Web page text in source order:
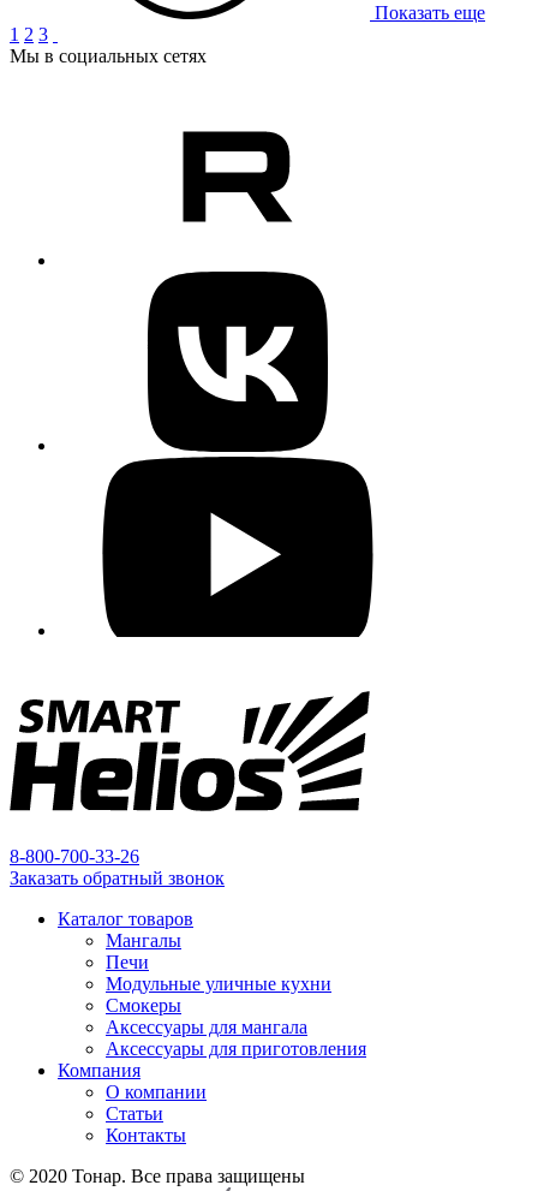
Показать еще
1 2 3
Мы в социальных сетях
8-800-700-33-26
Заказать обратный звонок
Каталог товаров
Мангалы
Печи
Модульные уличные кухни
Смокеры
Аксессуары для мангала
Аксессуары для приготовления
Компания
О компании
Статьи
Контакты
© 2020 Тонар. Все права защищены